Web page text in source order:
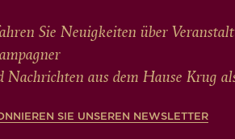
Sie Neuigkeiten über
Nachrichten aus dem Hause Krug
SIE UNSEREN NEWSLETTER